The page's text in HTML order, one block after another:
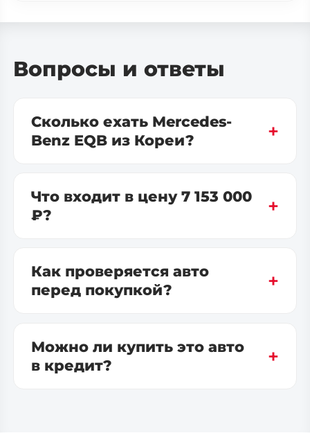
Вопросы и ответы
Сколько ехать Mercedes-
Benz EQB из Кореи?
Что входит в цену 7 153 000
₽?
Как проверяется авто
перед покупкой?
Можно ли купить это авто
в кредит?